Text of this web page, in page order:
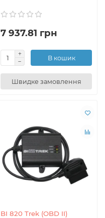
7 937.81 грн
В кошик
Швидке замовлення
BI 820 Trek (OBD II)